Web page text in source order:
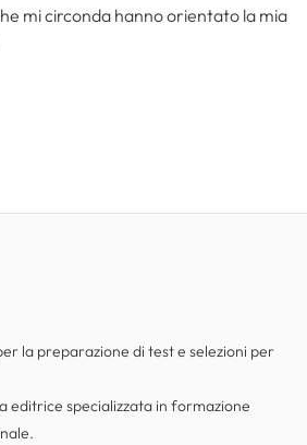
mi circonda hanno orientato la mia
la preparazione di test e selezioni per
editrice specializzata in formazione